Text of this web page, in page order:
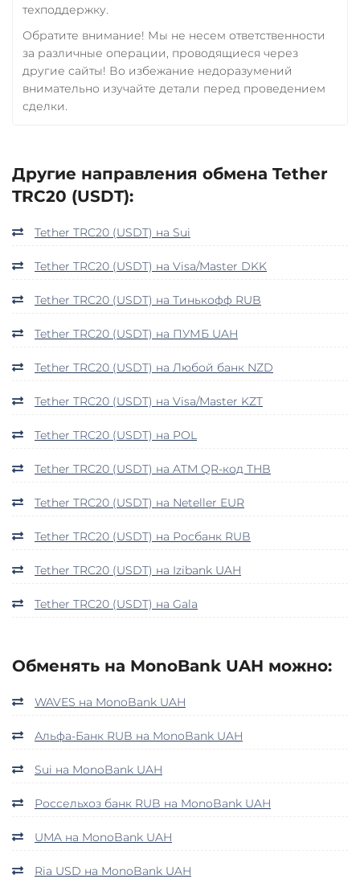
техподдержку.
Обратите внимание! Мы не несем ответственности
за различные операции, проводящиеся через
другие сайты! Во избежание недоразумений
внимательно изучайте детали перед проведением
сделки.
Другие направления обмена Tether
TRC20 (USDT):
Tether TRC20 (USDT) на Sui
Tether TRC20 (USDT) на Visa/Master DKK
Tether TRC20 (USDT) на Тинькофф RUB
Tether TRC20 (USDT) на ПУМБ UAH
Tether TRC20 (USDT) на Любой банк NZD
Tether TRC20 (USDT) на Visa/Master KZT
Tether TRC20 (USDT) на POL
Tether TRC20 (USDT) на ATM QR-код THB
Tether TRC20 (USDT) на Neteller EUR
Tether TRC20 (USDT) на Росбанк RUB
Tether TRC20 (USDT) на Izibank UAH
Tether TRC20 (USDT) на Gala
Обменять на MonoBank UAH можно:
WAVES на MonoBank UAH
Альфа-Банк RUB на MonoBank UAH
Sui на MonoBank UAH
Россельхоз банк RUB на MonoBank UAH
UMA на MonoBank UAH
Ria USD на MonoBank UAH